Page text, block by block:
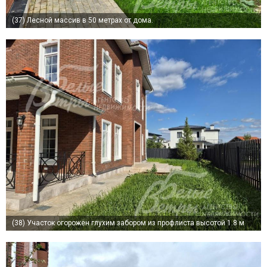
(37)Лесной массив в 50 метрах от дома.
(38) Участок огорожен глухим забором из профлиста высотой 1.8 м